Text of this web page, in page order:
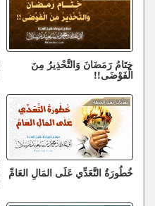
خِتَامُ رَمَضَانَ وَالتَّحْذِيرُ مِنَ
الْفَوْضَى!!
خُطُورَةُ التَّعَدِّي عَلَى المَالِ العَامِّ